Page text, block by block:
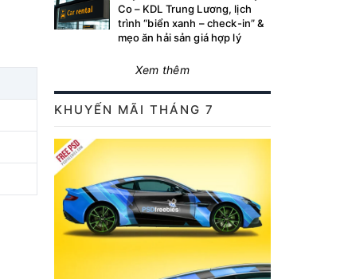
Co – KDL Trung Lương, lịch
trình “biển xanh – check-in” &
mẹo ăn hải sản giá hợp lý
Xem thêm
KHUYẾN MÃI THÁNG 7